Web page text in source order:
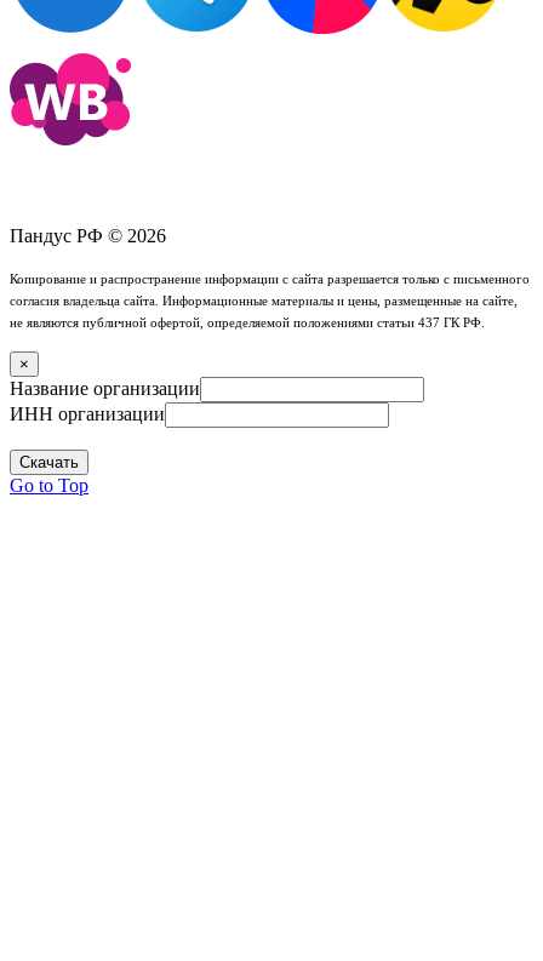
Пандус РФ © 2026
Копирование и распространение информации с сайта разрешается только с письменного
согласия владельца сайта. Информационные материалы и цены, размещенные на сайте,
не являются публичной офертой, определяемой положениями статьи 437 ГК РФ.
×
Название организации
ИНН организации
Скачать
Go to Top